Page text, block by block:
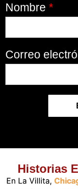
Nombre *
Correo
Historias
En La Villita,